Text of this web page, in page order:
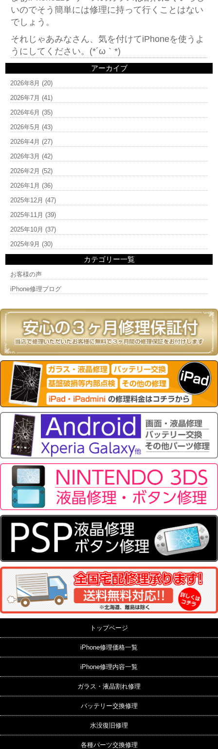
いのでそう簡単には修理に持って行くことはない
でしょう。
それじゃあみなさん、気を付けてiPhoneを使うよ
うにしてください。(*´ω｀*)
アーカイブ
2026年8月 (20)
2026年7月 (41)
2026年6月 (35)
2026年5月 (43)
2026年4月 (27)
2026年3月 (42)
2026年2月 (52)
2026年1月 (36)
2025年12月 (47)
2025年11月 (39)
2025年10月 (37)
2025年9月 (30)
カテゴリー一覧
お客様の声
iPhone修理ブログ
トップページ
iPhone修理価格一覧
iPhone修理内容一覧
ガラス・液晶割れ修理
バッテリー交換修理
水没復旧修理
各種パーツ交換修理